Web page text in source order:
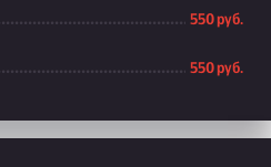
550 руб.
550 руб.